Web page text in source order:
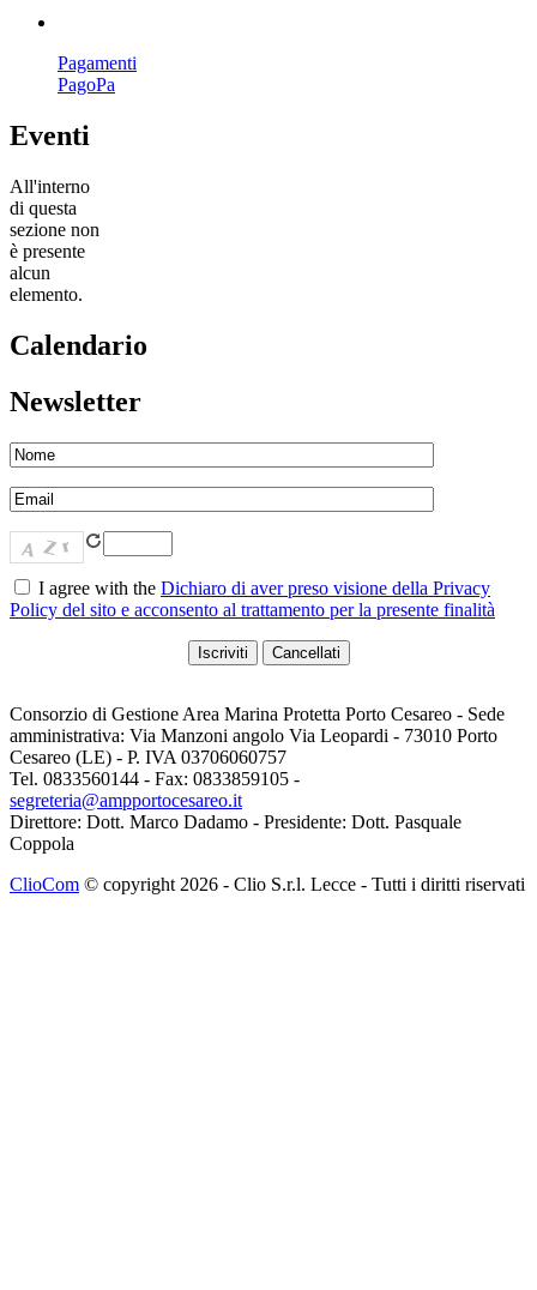
Pagamenti
PagoPa
Eventi
All'interno
di questa
sezione non
è presente
alcun
elemento.
Calendario
Newsletter
I agree with the Dichiaro di aver preso visione della Privacy
Policy del sito e acconsento al trattamento per la presente finalità
Consorzio di Gestione Area Marina Protetta Porto Cesareo - Sede
amministrativa: Via Manzoni angolo Via Leopardi - 73010 Porto
Cesareo (LE) - P. IVA 03706060757
Tel. 0833560144 - Fax: 0833859105 -
segreteria@ampportocesareo.it
Direttore: Dott. Marco Dadamo - Presidente: Dott. Pasquale
Coppola
ClioCom © copyright 2026 - Clio S.r.l. Lecce - Tutti i diritti riservati